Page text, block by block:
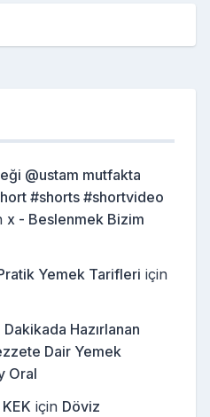
@ustam mutfakta
#shorts #shortvideo
x - Beslenmek Bizim
Yemek Tarifleri için
Hazırlanan
Dair Yemek
Oral
için Döviz